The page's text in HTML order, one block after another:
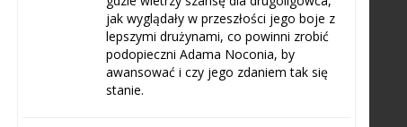
jak wyglądały w przeszłości jego boje z
lepszymi drużynami, co powinni zrobić
podopieczni Adama Noconia, by
awansować i czy jego zdaniem tak się
stanie.